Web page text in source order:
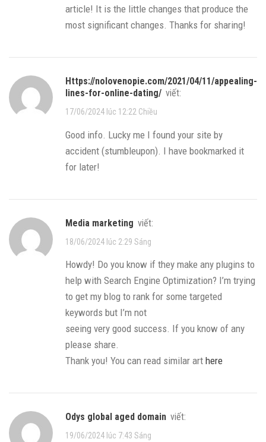
article! It is the little changes that produce the
most significant changes. Thanks for sharing!
https://nolovenopie.com/2021/04/11/appealing-
lines-for-online-dating/ viết:
17/06/2024 lúc 12:22 Chiều
Good info. Lucky me I found your site by
accident (stumbleupon). I have bookmarked it
for later!
media marketing viết:
18/06/2024 lúc 2:29 Sáng
Howdy! Do you know if they make any plugins to
help with Search Engine Optimization? I’m trying
to get my blog to rank for some targeted
keywords but I’m not
seeing very good success. If you know of any
please share.
Thank you! You can read similar art here
odys global aged domain viết:
19/06/2024 lúc 7:43 Sáng